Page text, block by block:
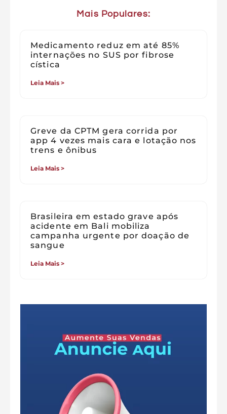
Mais Populares:
Medicamento reduz em até 85%
internações no SUS por fibrose
cística
Leia Mais >
Greve da CPTM gera corrida por
app 4 vezes mais cara e lotação nos
trens e ônibus
Leia Mais >
Brasileira em estado grave após
acidente em Bali mobiliza
campanha urgente por doação de
sangue
Leia Mais >